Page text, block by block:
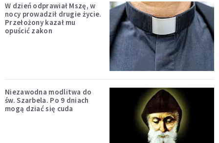
W dzień odprawiał Mszę, w
nocy prowadził drugie życie.
Przełożony kazał mu
opuścić zakon
Niezawodna modlitwa do
św. Szarbela. Po 9 dniach
mogą dziać się cuda